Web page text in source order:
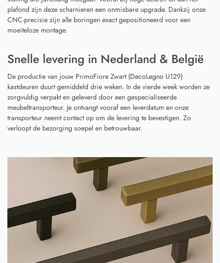
plafond zijn deze scharnieren een onmisbare upgrade. Dankzij onze
CNC-precisie zijn alle boringen exact gepositioneerd voor een
moeiteloze montage.
Snelle levering in Nederland & België
De productie van jouw PrimoFiore Zwart (DecoLegno U129)
kastdeuren duurt gemiddeld drie weken. In de vierde week worden ze
zorgvuldig verpakt en geleverd door een gespecialiseerde
meubeltransporteur. Je ontvangt vooraf een leverdatum en onze
transporteur neemt contact op om de levering te bevestigen. Zo
verloopt de bezorging soepel en betrouwbaar.